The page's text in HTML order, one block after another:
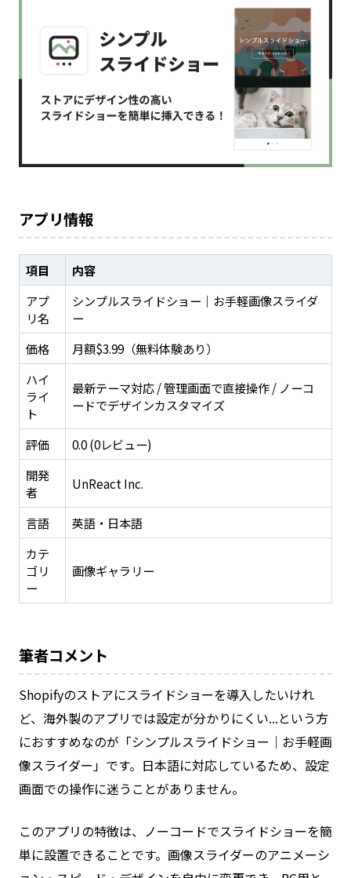
アプリ情報
項目
内容
アプ
リ名
シンプルスライドショー｜お手軽画像スライダ
ー
価格
月額$3.99（無料体験あり）
ハイ
ライ
ト
最新テーマ対応 / 管理画面で直接操作 / ノーコ
ードでデザインカスタマイズ
評価
0.0 (0レビュー)
開発
者
UnReact Inc.
言語
英語・日本語
カテ
ゴリ
ー
画像ギャラリー
筆者コメント
Shopifyのストアにスライドショーを導入したいけれ
ど、海外製のアプリでは設定が分かりにくい...という方
におすすめなのが「シンプルスライドショー｜お手軽画
像スライダー」です。日本語に対応しているため、設定
画面での操作に迷うことがありません。
このアプリの特徴は、ノーコードでスライドショーを簡
単に設置できることです。画像スライダーのアニメーシ